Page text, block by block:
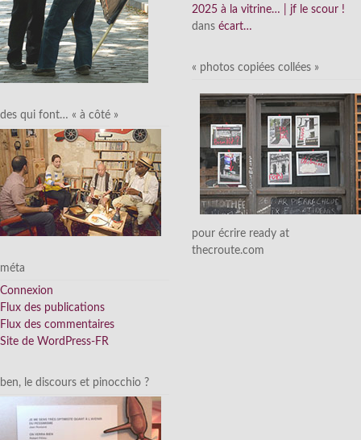
des qui font… « à côté »
méta
Connexion
Flux des publications
Flux des commentaires
Site de WordPress-FR
ben, le discours et pinocchio ?
2025 à la vitrine… | jf le scour !
dans écart…
« photos copiées collées »
pour écrire ready at
thecroute.com